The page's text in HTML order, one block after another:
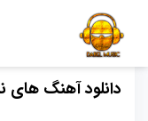
دانلود آهنگ های